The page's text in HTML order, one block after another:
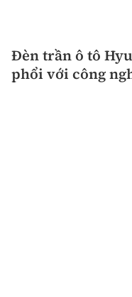
Đèn trần ô tô
phổi với công